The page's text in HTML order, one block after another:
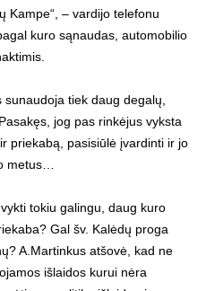
Kampe“, – vardijo telefonu
kuro sąnaudas, automobilio
tiek daug degalų,
jog pas rinkėjus vyksta
priekabą, pasisiūlė įvardinti ir jo
metus…
tokiu galingu, daug kuro
Gal šv. Kalėdų proga
A.Martinkus atšovė, kad ne
išlaidos kurui nėra